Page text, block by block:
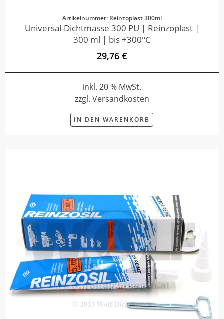
Artikelnummer: Reinzoplast 300ml
Universal-Dichtmasse 300 PU | Reinzoplast |
300 ml | bis +300°C
29,76 €
inkl. 20 % MwSt.
zzgl. Versandkosten
IN DEN WARENKORB